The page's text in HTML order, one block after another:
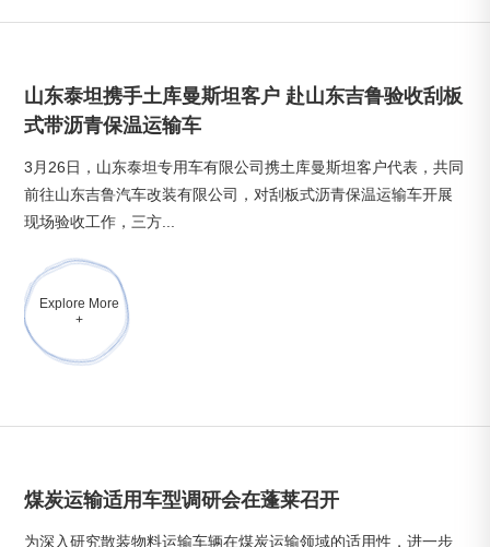
山东泰坦携手土库曼斯坦客户 赴山东吉鲁验收刮板
式带沥青保温运输车
3月26日，山东泰坦专用车有限公司携土库曼斯坦客户代表，共同
前往山东吉鲁汽车改装有限公司，对刮板式沥青保温运输车开展
现场验收工作，三方...
Explore More
+
煤炭运输适用车型调研会在蓬莱召开
为深入研究散装物料运输车辆在煤炭运输领域的适用性，进一步